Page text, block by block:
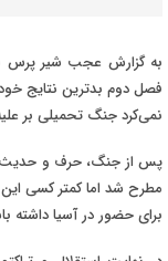
به گزارش عجب شیر پرس به
فصل دوم بدترین نتایج
نمی‌کرد جنگ تحمیلی بر
مطرح شد اما کمتر کسی
برای حضور در آسیا داشته